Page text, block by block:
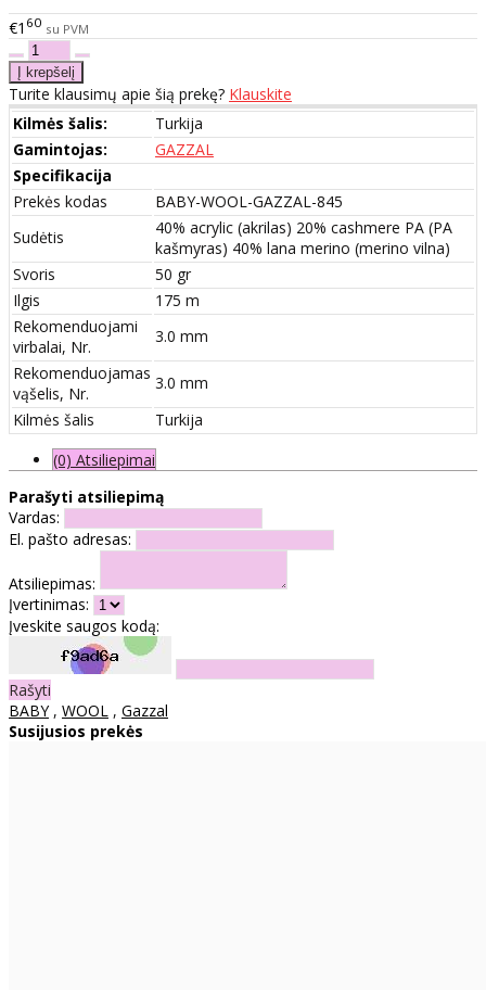
€1 60 su PVM
Turite klausimų apie šią prekę? Klauskite
Kilmės šalis:
Turkija
Gamintojas:
GAZZAL
Specifikacija
Prekės kodas
BABY-WOOL-GAZZAL-845
Sudėtis
40% acrylic (akrilas) 20% cashmere PA (PA
kašmyras) 40% lana merino (merino vilna)
Svoris
50 gr
Ilgis
175 m
Rekomenduojami
virbalai, Nr.
3.0 mm
Rekomenduojamas
vąšelis, Nr.
3.0 mm
Kilmės šalis
Turkija
(0) Atsiliepimai
Parašyti atsiliepimą
Vardas:
El. pašto adresas:
Atsiliepimas:
Įvertinimas:
Įveskite saugos kodą:
Rašyti
BABY, WOOL , Gazzal
Susijusios prekės